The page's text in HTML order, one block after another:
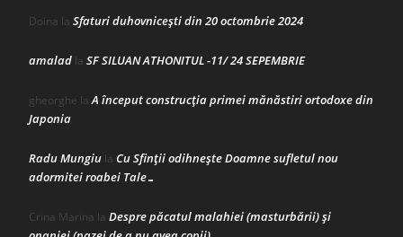
Doina la Sfaturi duhovnicești din 20 octombrie 2024
amalad la SF SILUAN ATHONITUL -11/ 24 SEPEMBRIE
gheorghe laA început construcţia primei mănăstiri ortodoxe din
Japonia
Radu Mungiu la Cu Sfinții odihnește Doamne sufletul nou
adormitei roabei Tale…
Crina Marina la Despre păcatul malahiei (masturbării) şi